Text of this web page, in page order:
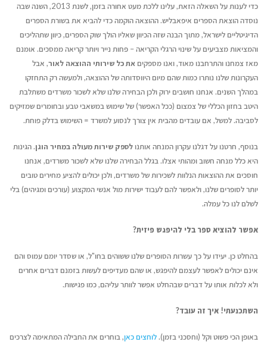
כדי לענות על השאלה הזאת, עלינו ללכת מעט אחורה בזמן,לשנת 2013,
השנה שבה
נוסדה הוצאת הספרים איפאבליש. ההוצאה הוקמה כדי להביא את בשורת הספרים
הדיגיטליים לישראל, מתוך הבנה שזה הכיוון שאליו הולך שוק הספרים, כיוון שתהליכים
והמציאות מצביעים על שינוי הרגלי הקריאה – פחות נייר ויותר קריאה ממסכים. אומנם
מאז צמחנו והתרחבנו מאוד, ואנו מספקים את כל שירותי ההוצאה לאור, אבל
העקרונות שלנו נותרו כמות שהם מיום היווסדותה של ההוצאה, ולמעשה רק התחזקו
במהלך השנים. אנחנו חושבים ירוק ולכן הבחירה שלנו שלא לשכור משרדים משתלבת
היטב בחזון הכללי של צמצום (ככל האפשר) של שימוש במשאבי טבע ובחומרים שמזיקים
לסביבה. למשל, אם עובדים מהבית אין צורך לנסוע למשרד = השימוש בדלק פוחת.
בנוסף, חרטנו על דגלנו עקרון המנחה אותנולספק שירות מעולה במחיר הוגן. הגינות
היא כלל מנחה חשוב ומהותי אצלו. בגלל הבחירה שלנו שלא לשכור משרדים, אנחנו
חוסכים את ההוצאות הנלוות לשכירות של משרדים, ולכן יכולים להציע מחירים טובים
יותר לסופרים שלנו, ולאפשר להם לעבוד ישירות מול אנשי המקצוע (עורכים ומגיהים) בלי
לשלם לנו כל עמלה.
אפשר להוציא ספר בלי להיפגש פיזית?
בהחלט כן. יעידו על כך עשרות הסופרים שלנו ששוהים בחו"ל, או שסדר יומם עמוס והם
אינם יכולים לאפשר לעצמם להיפגש, או שהם מעדיפים לעשות בזמנם דברים אחרים
ולא לכלות אותו על דברים שבהחלט אפשר לוותר עליהם, כמו פגישות.
השתכנעתי! איך זה עובד?
באופן הכי פשוט וקל (וחסכני בזמן).לוחצים כאן, בוחרים את החבילה המתאימה לצרכים